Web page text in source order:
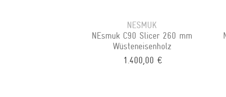
NESMUK
NEsmuk C90 Slicer 260 mm
Wüsteneisenholz
1.400,00 €